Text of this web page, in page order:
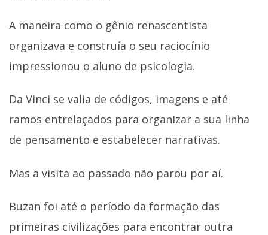
A maneira como o gênio renascentista
organizava e construía o seu raciocínio
impressionou o aluno de psicologia.
Da Vinci se valia de códigos, imagens e até
ramos entrelaçados para organizar a sua linha
de pensamento e estabelecer narrativas.
Mas a visita ao passado não parou por aí.
Buzan foi até o período da formação das
primeiras civilizações para encontrar outra